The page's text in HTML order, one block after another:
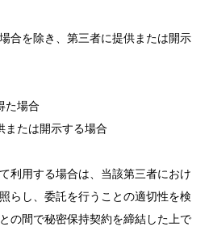
合を除き、第三者に提供または開示
た場合
または開示する場合
利用する場合は、当該第三者におけ
らし、委託を行うことの適切性を検
の間で秘密保持契約を締結した上で